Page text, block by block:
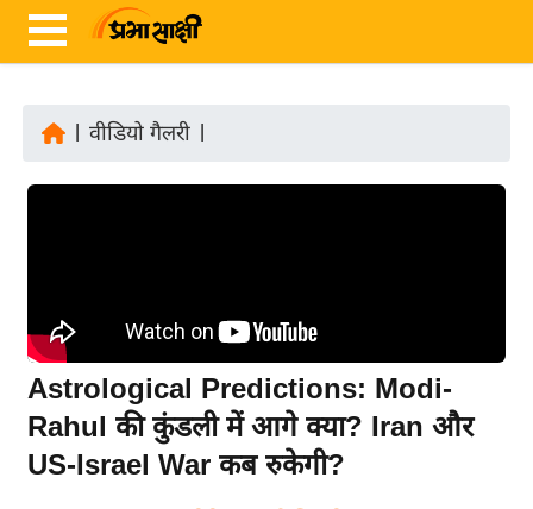
रा
ष्ट्री
य
अं
त
वीडियो गैलरी
Astrological Predictions: Modi-
Rahul की कुंडली में आगे क्या? Iran और
US-Israel War कब रुकेगी?